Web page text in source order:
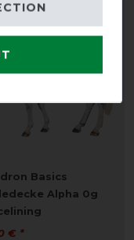
Basics
Alpha 0g
€ *